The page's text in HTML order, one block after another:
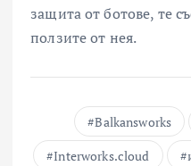
защита от ботове, те
ползите от нея.
Balkansworks
Interworks.cloud